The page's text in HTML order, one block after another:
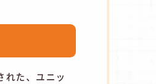
れた、ユニッ